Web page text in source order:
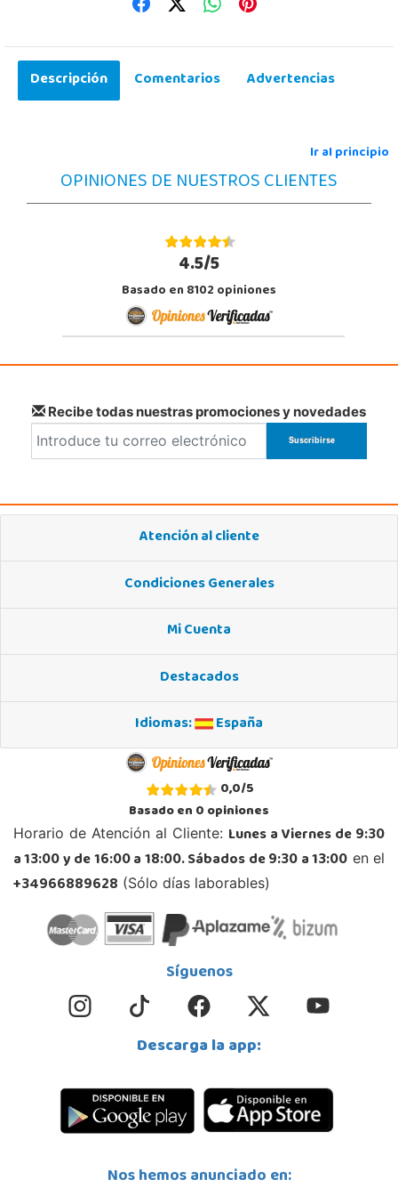
Descripción Comentarios Advertencias
Ir al principio
OPINIONES DE NUESTROS CLIENTES
4.5/5
Basado en 8102 opiniones
Recibe todas nuestras promociones y novedades
Atención al cliente
Condiciones Generales
Mi Cuenta
Destacados
Idiomas:
España
0,0/5
Basado en0opiniones
Horario de Atención al Cliente: Lunes a Viernes de 9:30
a 13:00 y de 16:00 a 18:00. Sábados de 9:30 a 13:00 en el
+34966889628 (Sólo días laborables)
Síguenos
Descarga la app:
Nos hemos anunciado en: